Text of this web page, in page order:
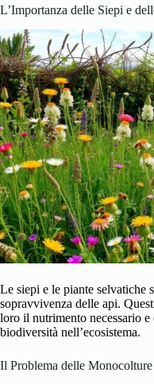
L’Importanza delle Siepi e
Le siepi e le piante selvatiche
sopravvivenza delle api.
loro il nutrimento necessario
biodiversità nell’ecosistema.
Il Problema delle Monocolture